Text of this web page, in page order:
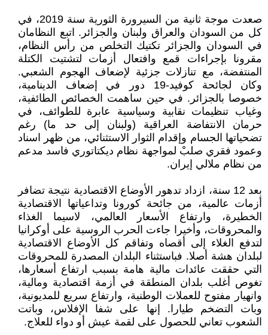
صعدت موجة ثانية من السيرورة الثورية سنة 2019، في
كل من السودان والعراق ولبنان والجزائر. اتبع النظامان
في السودان والجزائر تكتيك التخلص من رأس النظام،
مقرونا بإجراءات قمع وافتعال أزمات لتشتيت الكتلة
المنتفضة، مع تنازلات جزئية لإضعاف الهجوم الشعبي.
وكان لجائحة كوفيد-19 دور في إضعاف الدينامية،
خصوصا بالجزائر. في حين ساهمت الخصائص الطائفية،
وغياب تنظيمات نقابية وسياسية عابرة للطوائف، في
حرمان الانتفاضة العراقية (ولبنان إلى حد ما) رغم
تضحياتها الجسام وإقدام الثوار الاستثنائي، من ظهر اسناد
وعمود فقري صلبْ لمواجهة نظام ديكتاتوري فاسد مدعم
من نظام ملالي إيران.
بعد 12 سنة، ازداد تدهور الأوضاع الاقتصادية نتيجة تضافر
أزمات عالمية، من جائحة كورونا وتداعياتها الاقتصادية
الخطيرة، وارتفاع الأسعار العالمي، لاسيما الغذاء
والمحروقات، وأخيرا جاءت الحرب الروسية على أوكرانيا
لتدفع الغلاء إلى أقصاه وتفاقم كل الأوضاع الاقتصادية
لبلدان هشة أصلا. فباستثناء البلدان المصدرة للمحروقات
التي حققت عائدات مالية هامة بسبب ارتفاع أسعارها،
تغوص أغلب بلدان المنطقة في أزمة اقتصادية ومالية،
وانهيار مفتوح للعملات الوطنية، وارتفاع سريع للمديونية،
وبات التضخم طيارا. إنها على شفا الإفلاس، وباتت
الشعوب تعاني للحصول على لقمة عيش أو دواء للعلاج.